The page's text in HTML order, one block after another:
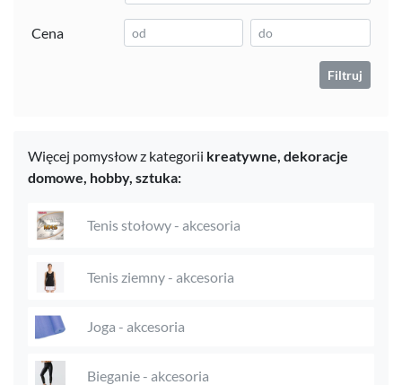
Cena
Filtruj
Więcej pomysłow z kategorii kreatywne, dekoracje
domowe, hobby, sztuka:
Tenis stołowy - akcesoria
Tenis ziemny - akcesoria
Joga - akcesoria
Bieganie - akcesoria